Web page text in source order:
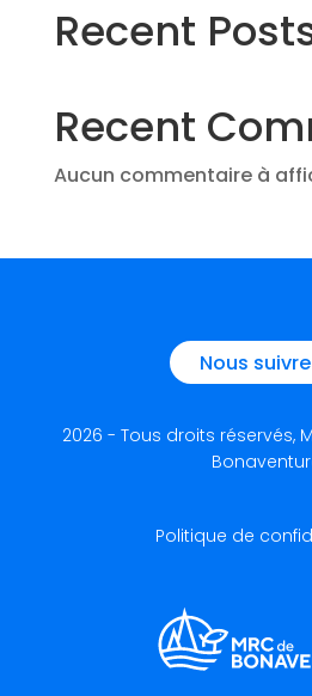
Recent
Recent
Aucun commentaire à
Nous suivre
2026 - Tous droits réservés,
Politique de